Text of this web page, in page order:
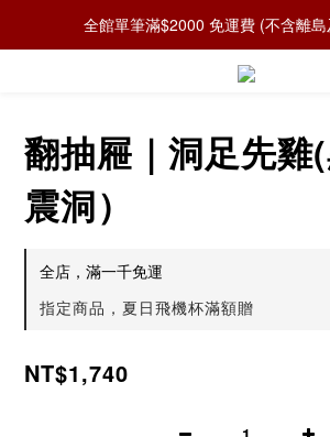
全館單筆滿$2000 免運費 (不含離
翻抽屜｜洞足先雞
震洞）
全店，滿一千免運
指定商品，夏日飛機杯滿額贈
NT$1,740